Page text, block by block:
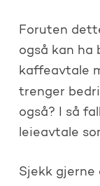
Foruten
også kan ha
kaffeavtale
trenger
også? I så
leieavtale
Sjekk gjerne